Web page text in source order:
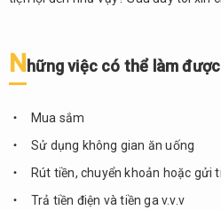
trong
tiện
3.1.
Eleven
3.2.
Lawson
Những việc có thể làm
Mua sắm
Sử dụng không gian ăn uống
Rút tiền, chuyển khoản hoặc gửi
Trả tiền điện và tiền ga v.v.v